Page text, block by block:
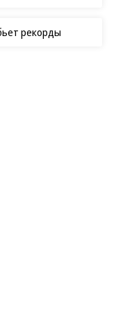
рекорды